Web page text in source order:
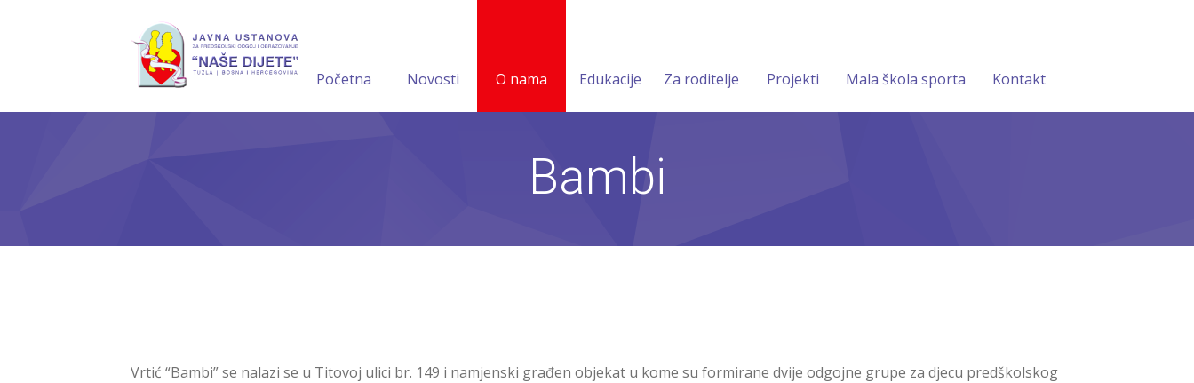
Početna Novosti O nama Edukacije Za roditelje Projekti Mala škola sporta Kontakt
Bambi
Vrtić “Bambi” se nalazi se u Titovoj ulici br. 149 i namjenski građen objekat u kome su formirane dvije odgojne grupe za djecu predškolskog